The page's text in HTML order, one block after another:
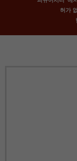
허가